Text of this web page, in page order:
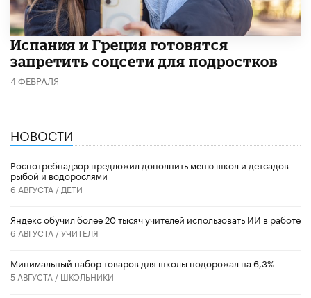
Испания и Греция готовятся
запретить соцсети для подростков
4 ФЕВРАЛЯ
НОВОСТИ
Роспотребнадзор предложил дополнить меню школ и детсадов
рыбой и водорослями
6 АВГУСТА / ДЕТИ
​Яндекс обучил более 20 тысяч учителей использовать ИИ в работе
6 АВГУСТА /УЧИТЕЛЯ
Минимальный набор товаров для школы подорожал на 6,3%
5 АВГУСТА / ШКОЛЬНИКИ